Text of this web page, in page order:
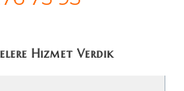
Hizmet Verdik